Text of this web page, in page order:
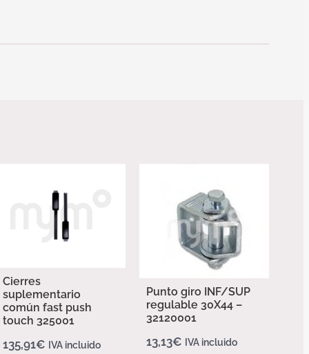
Cierres
suplementario
común fast push
touch 325001
135,91€ IVA incluido
Punto giro INF/SUP
regulable 30X44 –
32120001
13,13€ IVA incluido